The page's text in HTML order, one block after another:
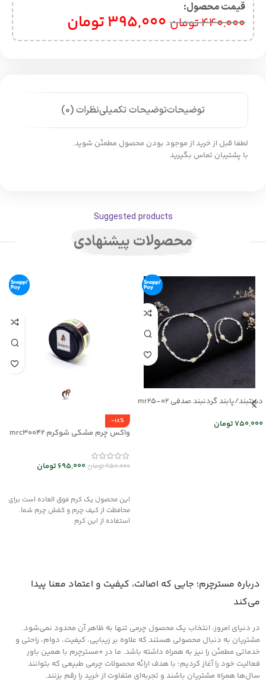
قیمت محصول:​
440,000تومان 395,000تومان
توضیحاتتوضیحات تکمیلینظرات (0)
لطفا قبل از خرید از موجود بودن محصول مطمئن شوید.
با پشتیبان تماس بگیرید
Suggested products
محصولات پیشنهادی
دستبند/پابند گردنبند صدفی mr25-02
750,000تومان
-18%
واکس چرم مشکی شوکرم mrc30042
850,000تومان695,000 تومان
این محصول یک کرم فوق العاده است برای
محافظت از کیف چرم و کفش چرم شما.
استفاده از این کرم
درباره مسترچرم؛ جایی که اصالت، کیفیت و اعتماد معنا پیدا
می‌کند
در دنیای امروز، انتخاب یک محصول چرمی تنها به ظاهر آن محدود نمی‌شود.
مشتریان به دنبال محصولی هستند که علاوه بر زیبایی، کیفیت، دوام، راحتی و
خدماتی مطمئن را نیز به همراه داشته باشد. ما در *مسترچرم با همین باور
فعالیت خود را آغاز کردیم؛ با هدف ارائه محصولات چرمی طبیعی که بتوانند
سال‌ها همراه مشتریان باشند و تجربه‌ای متفاوت از خرید را رقم بزنند.